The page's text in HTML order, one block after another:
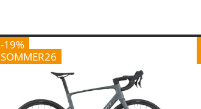
-19%
SOMMER26